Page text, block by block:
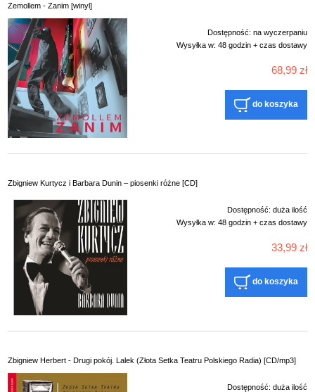
Zemollem - Zanim [winyl]
Dostępność: na wyczerpaniu
Wysyłka w: 48 godzin + czas dostawy
68,99 zł
do koszyka
Zbigniew Kurtycz i Barbara Dunin – piosenki różne [CD]
Dostępność: duża ilość
Wysyłka w: 48 godzin + czas dostawy
33,99 zł
do koszyka
Zbigniew Herbert - Drugi pokój. Lalek (Złota Setka Teatru Polskiego Radia) [CD/mp3]
Dostępność: duża ilość